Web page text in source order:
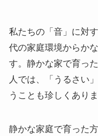
私たちの「音」に対
代の家庭環境からか
す。静かな家で育っ
人では、「うるさい
うことも珍しくありま
静かな家庭で育った